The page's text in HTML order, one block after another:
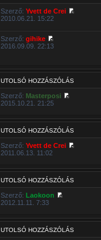
Szerző:Yvett de Crei
2010.06.21. 15:22
Szerző:gihike
2016.09.09. 22:13
UTOLSÓ HOZZÁSZÓLÁS
Szerző: Masterposi
2015.10.21. 21:25
UTOLSÓ HOZZÁSZÓLÁS
Szerző:Yvett de Crei
2011.06.13. 11:02
UTOLSÓ HOZZÁSZÓLÁS
Szerző:Laokoon
2012.11.11. 7:33
UTOLSÓ HOZZÁSZÓLÁS